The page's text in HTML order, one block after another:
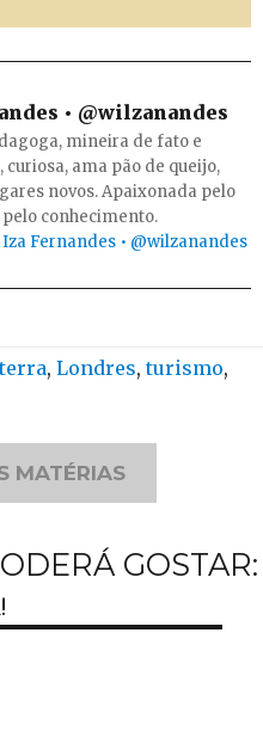
• @wilzanandes
mineira de fato e
curiosa, ama pão de queijo,
novos. Apaixonada pelo
conhecimento.
Fernandes • @wilzanandes
, Londres,turismo,
MATÉRIAS
GOSTAR: